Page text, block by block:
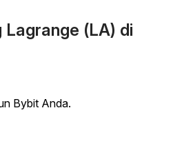
(LA) di
Bybit Anda.